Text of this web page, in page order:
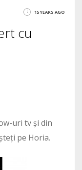
15 YEARS AGO
cu
uri tv și din
pe Horia.